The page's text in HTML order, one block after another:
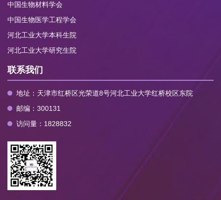
中国生物材料学会
中国生物医学工程学会
河北工业大学本科生院
河北工业大学研究生院
联系我们
地址：天津市红桥区光荣道8号河北工业大学红桥校区东院
邮编：300131
访问量： 1828832